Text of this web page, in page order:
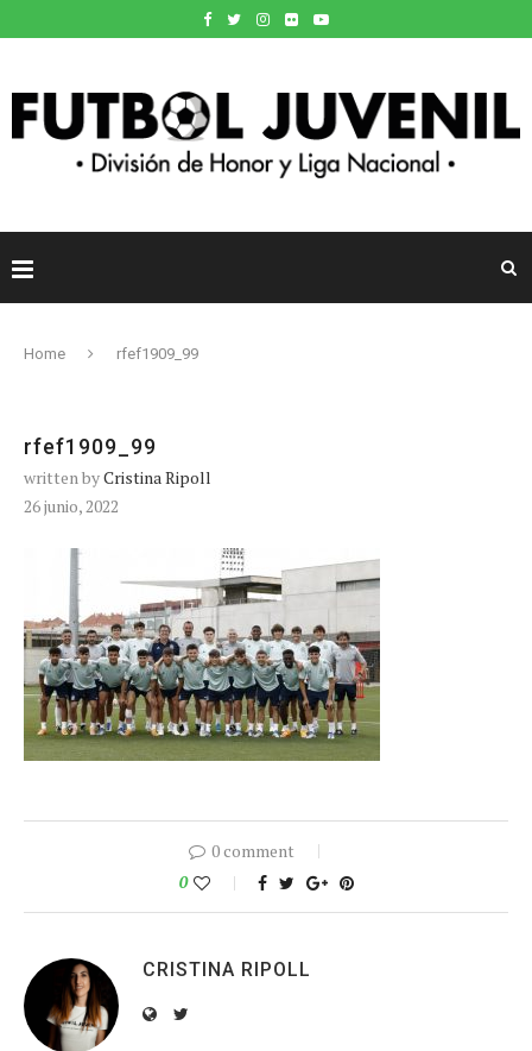
Home rfef1909_99
rfef1909_99
written byCristina Ripoll
26 junio, 2022
0 comment
0
CRISTINA RIPOLL